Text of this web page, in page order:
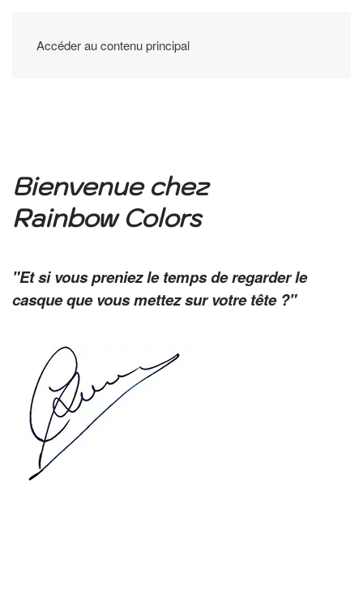
Accéder au contenu principal
Bienvenue chez
Rainbow Colors
"Et si vous preniez le temps de regarder le
casque que vous mettez sur votre tête ?"